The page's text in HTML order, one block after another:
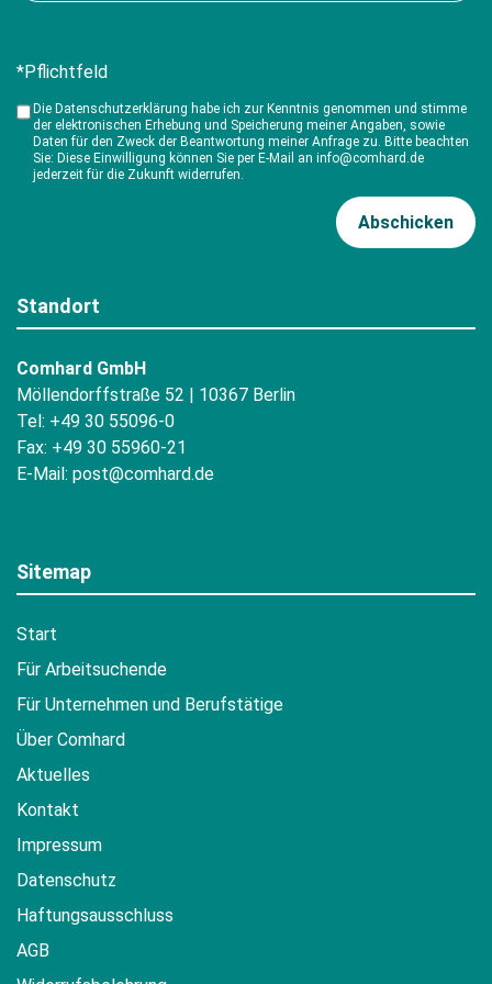
*Pflichtfeld
Die Datenschutzerklärung habe ich zur Kenntnis genommen und stimme
der elektronischen Erhebung und Speicherung meiner Angaben, sowie
Daten für den Zweck der Beantwortung meiner Anfrage zu. Bitte beachten
Sie: Diese Einwilligung können Sie per E-Mail an info@comhard.de
jederzeit für die Zukunft widerrufen.
Standort
Comhard GmbH
Möllendorffstraße 52 | 10367 Berlin
Tel: +49 30 55096-0
Fax: +49 30 55960-21
E-Mail: post@comhard.de
Sitemap
Start
Für Arbeitsuchende
Für Unternehmen und Berufstätige
Über Comhard
Aktuelles
Kontakt
Impressum
Datenschutz
Haftungsausschluss
AGB